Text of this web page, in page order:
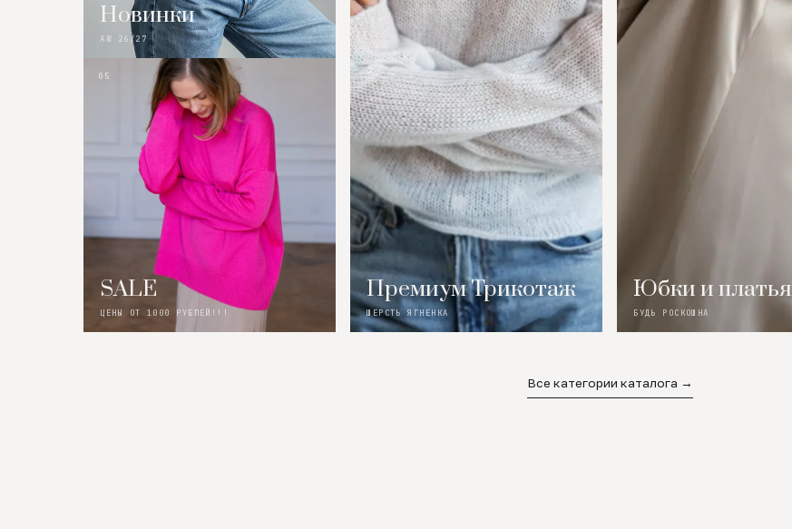
Новинки
AW 26/27
05
SALE
ЦЕНЫ ОТ 1000 РУБЛЕЙ!!!
Премиум Трикотаж
ШЕРСТЬ ЯГНЕНКА
Юбки и платья
БУДЬ РОСКОШНА
Все категории каталога →